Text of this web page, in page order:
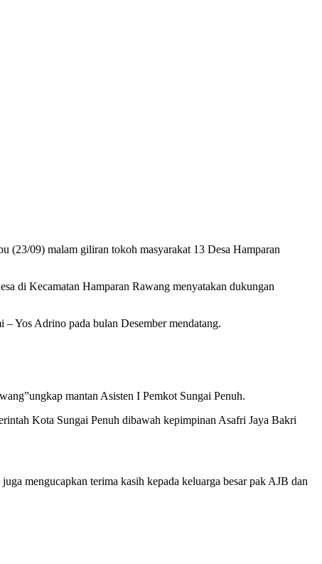
(23/09) malam giliran tokoh masyarakat 13 Desa Hamparan
di Kecamatan Hamparan Rawang menyatakan dukungan
Yos Adrino pada bulan Desember mendatang.
mantan Asisten I Pemkot Sungai Penuh.
Kota Sungai Penuh dibawah kepimpinan Asafri Jaya Bakri
mengucapkan terima kasih kepada keluarga besar pak AJB dan